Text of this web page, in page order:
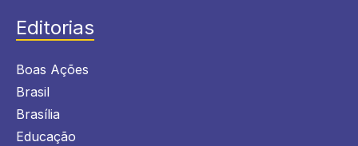
Editorias
Boas Ações
Brasil
Brasília
Educação